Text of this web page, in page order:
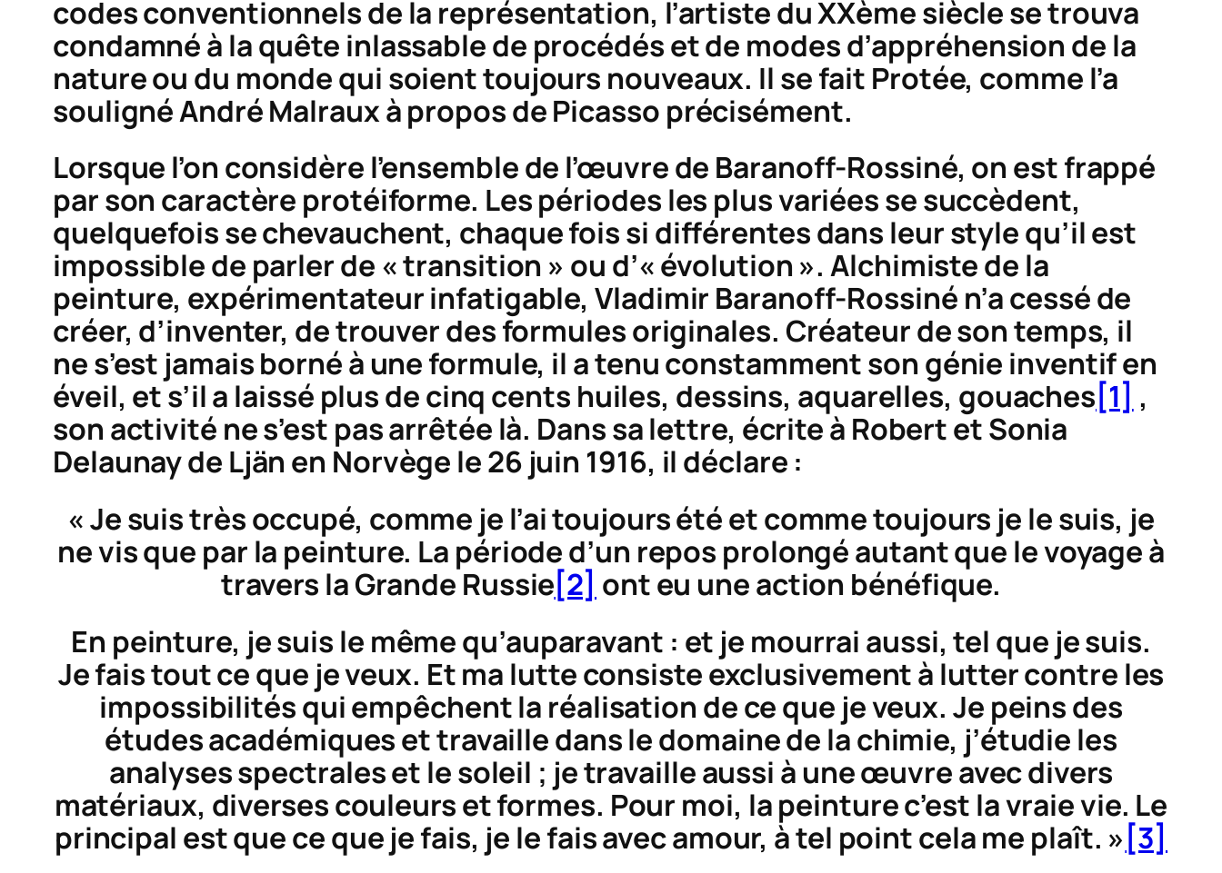
codes conventionnels de la représentation, l’artiste du XXème siècle se trouva
condamné à la quête inlassable de procédés et de modes d’appréhension de la
nature ou du monde qui soient toujours nouveaux. Il se fait Protée, comme l’a
souligné André Malraux à propos de Picasso précisément.
Lorsque l’on considère l’ensemble de l’œuvre de Baranoff-Rossiné, on est frappé
par son caractère protéiforme. Les périodes les plus variées se succèdent,
quelquefois se chevauchent, chaque fois si différentes dans leur style qu’il est
impossible de parler de « transition » ou d’« évolution ». Alchimiste de la
peinture, expérimentateur infatigable, Vladimir Baranoff-Rossiné n’a cessé de
créer, d’inventer, de trouver des formules originales. Créateur de son temps, il
ne s’est jamais borné à une formule, il a tenu constamment son génie inventif en
éveil, et s’il a laissé plus de cinq cents huiles, dessins, aquarelles, gouaches [1] ,
son activité ne s’est pas arrêtée là. Dans sa lettre, écrite à Robert et Sonia
Delaunay de Ljän en Norvège le 26 juin 1916, il déclare :
« Je suis très occupé, comme je l’ai toujours été et comme toujours je le suis, je
ne vis que par la peinture. La période d’un repos prolongé autant que le voyage à
travers la Grande Russie[2] ont eu une action bénéfique.
En peinture, je suis le même qu’auparavant : et je mourrai aussi, tel que je suis.
Je fais tout ce que je veux. Et ma lutte consiste exclusivement à lutter contre les
impossibilités qui empêchent la réalisation de ce que je veux. Je peins des
études académiques et travaille dans le domaine de la chimie, j’étudie les
analyses spectrales et le soleil ; je travaille aussi à une œuvre avec divers
matériaux, diverses couleurs et formes. Pour moi, la peinture c’est la vraie vie. Le
principal est que ce que je fais, je le fais avec amour, à tel point cela me plaît. » [3]